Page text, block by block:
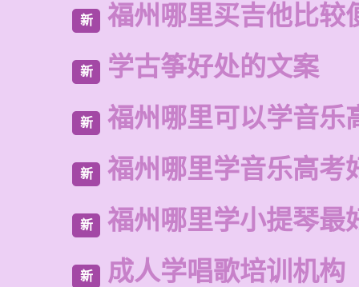
新 福州哪里买吉他比较
新 学古筝好处的文案
新 福州哪里可以学音乐
新 福州哪里学音乐高考
新 福州哪里学小提琴最
新 成人学唱歌培训机构